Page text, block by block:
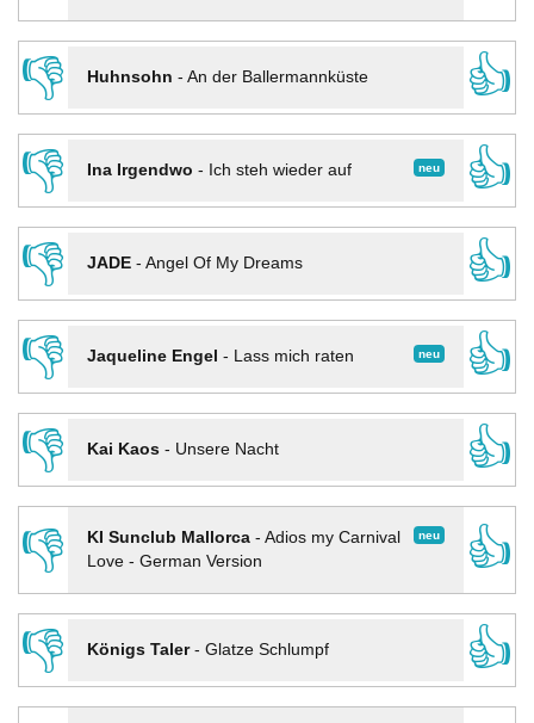
👎
Huhnsohn - An der Ballermannküste
👍
👎
neu
Ina Irgendwo - Ich steh wieder auf
👍
👎
JADE- Angel Of My Dreams
👍
👎
neu
Jaqueline Engel - Lass mich raten
👍
👎
Kai Kaos- Unsere Nacht
👍
👎
neu
KI Sunclub Mallorca- Adios my Carnival
Love - German Version
👍
👎
Königs Taler- Glatze Schlumpf
👍